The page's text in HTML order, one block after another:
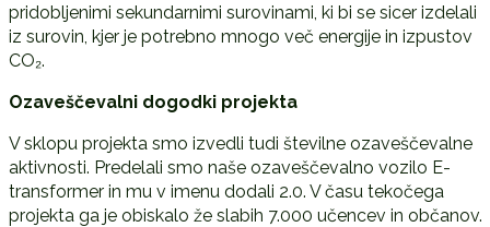
pridobljenimi sekundarnimi surovinami, ki bi se sicer izdelali
iz surovin, kjer je potrebno mnogo več energije in izpustov
CO₂.
Ozaveščevalni dogodki projekta
V sklopu projekta smo izvedli tudi številne ozaveščevalne
aktivnosti. Predelali smo naše ozaveščevalno vozilo E-
transformer in mu v imenu dodali 2.0. V času tekočega
projekta ga je obiskalo že slabih 7.000 učencev in občanov.